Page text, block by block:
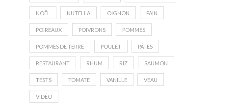
NOËL NUTELLA OIGNON PAIN
POIREAUX POIVRONS POMMES
POMMES DE TERRE POULET PÂTES
RESTAURANT RHUM RIZ SAUMON
TESTS TOMATE VANILLE VEAU
VIDÉO